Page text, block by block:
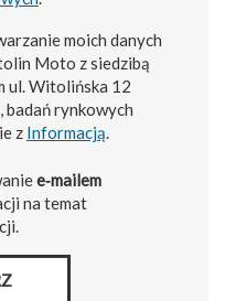
moich danych
Moto z siedzibą
ul. Witolińska 12
badań rynkowych
z Informacją.
e‑mailem
na temat